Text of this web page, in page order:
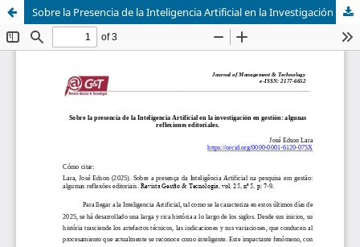
Sobre la Presencia de la Inteligencia Artificial en la Investigación en Gestión: algunas reflexiones editoriales